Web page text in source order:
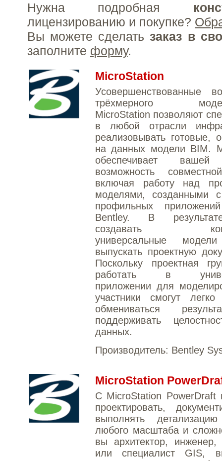
Нужна подробная
лицензированию и покупке?
Вы можете сделать заказ в
заполните форму.
MicroStation
Усовершенствованные
трёхмерного
MicroStation позволяют
в любой отрасли
реализовывать готовые,
на данных модели BIM.
обеспечивает вашей
возможность
включая работу над
моделями, созданными
профильных
Bentley. В
создавать
универсальные
выпускать проектную
Поскольку проектная
работать в
приложении для
участники смогут легко
обмениваться
поддерживать
данных.
Производитель: Bentley
MicroStation
С MicroStation PowerDraft
проектировать,
выполнять
любого масштаба и
вы архитектор, инженер,
или специалист GIS,